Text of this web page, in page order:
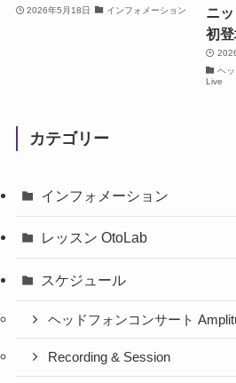
2026年5月18日 インフォメーション
ニ
初登
ヘ
Live
カテゴリー
インフォメーション
レッスン OtoLab
スケジュール
ヘッドフォンコンサート
Recording & Session